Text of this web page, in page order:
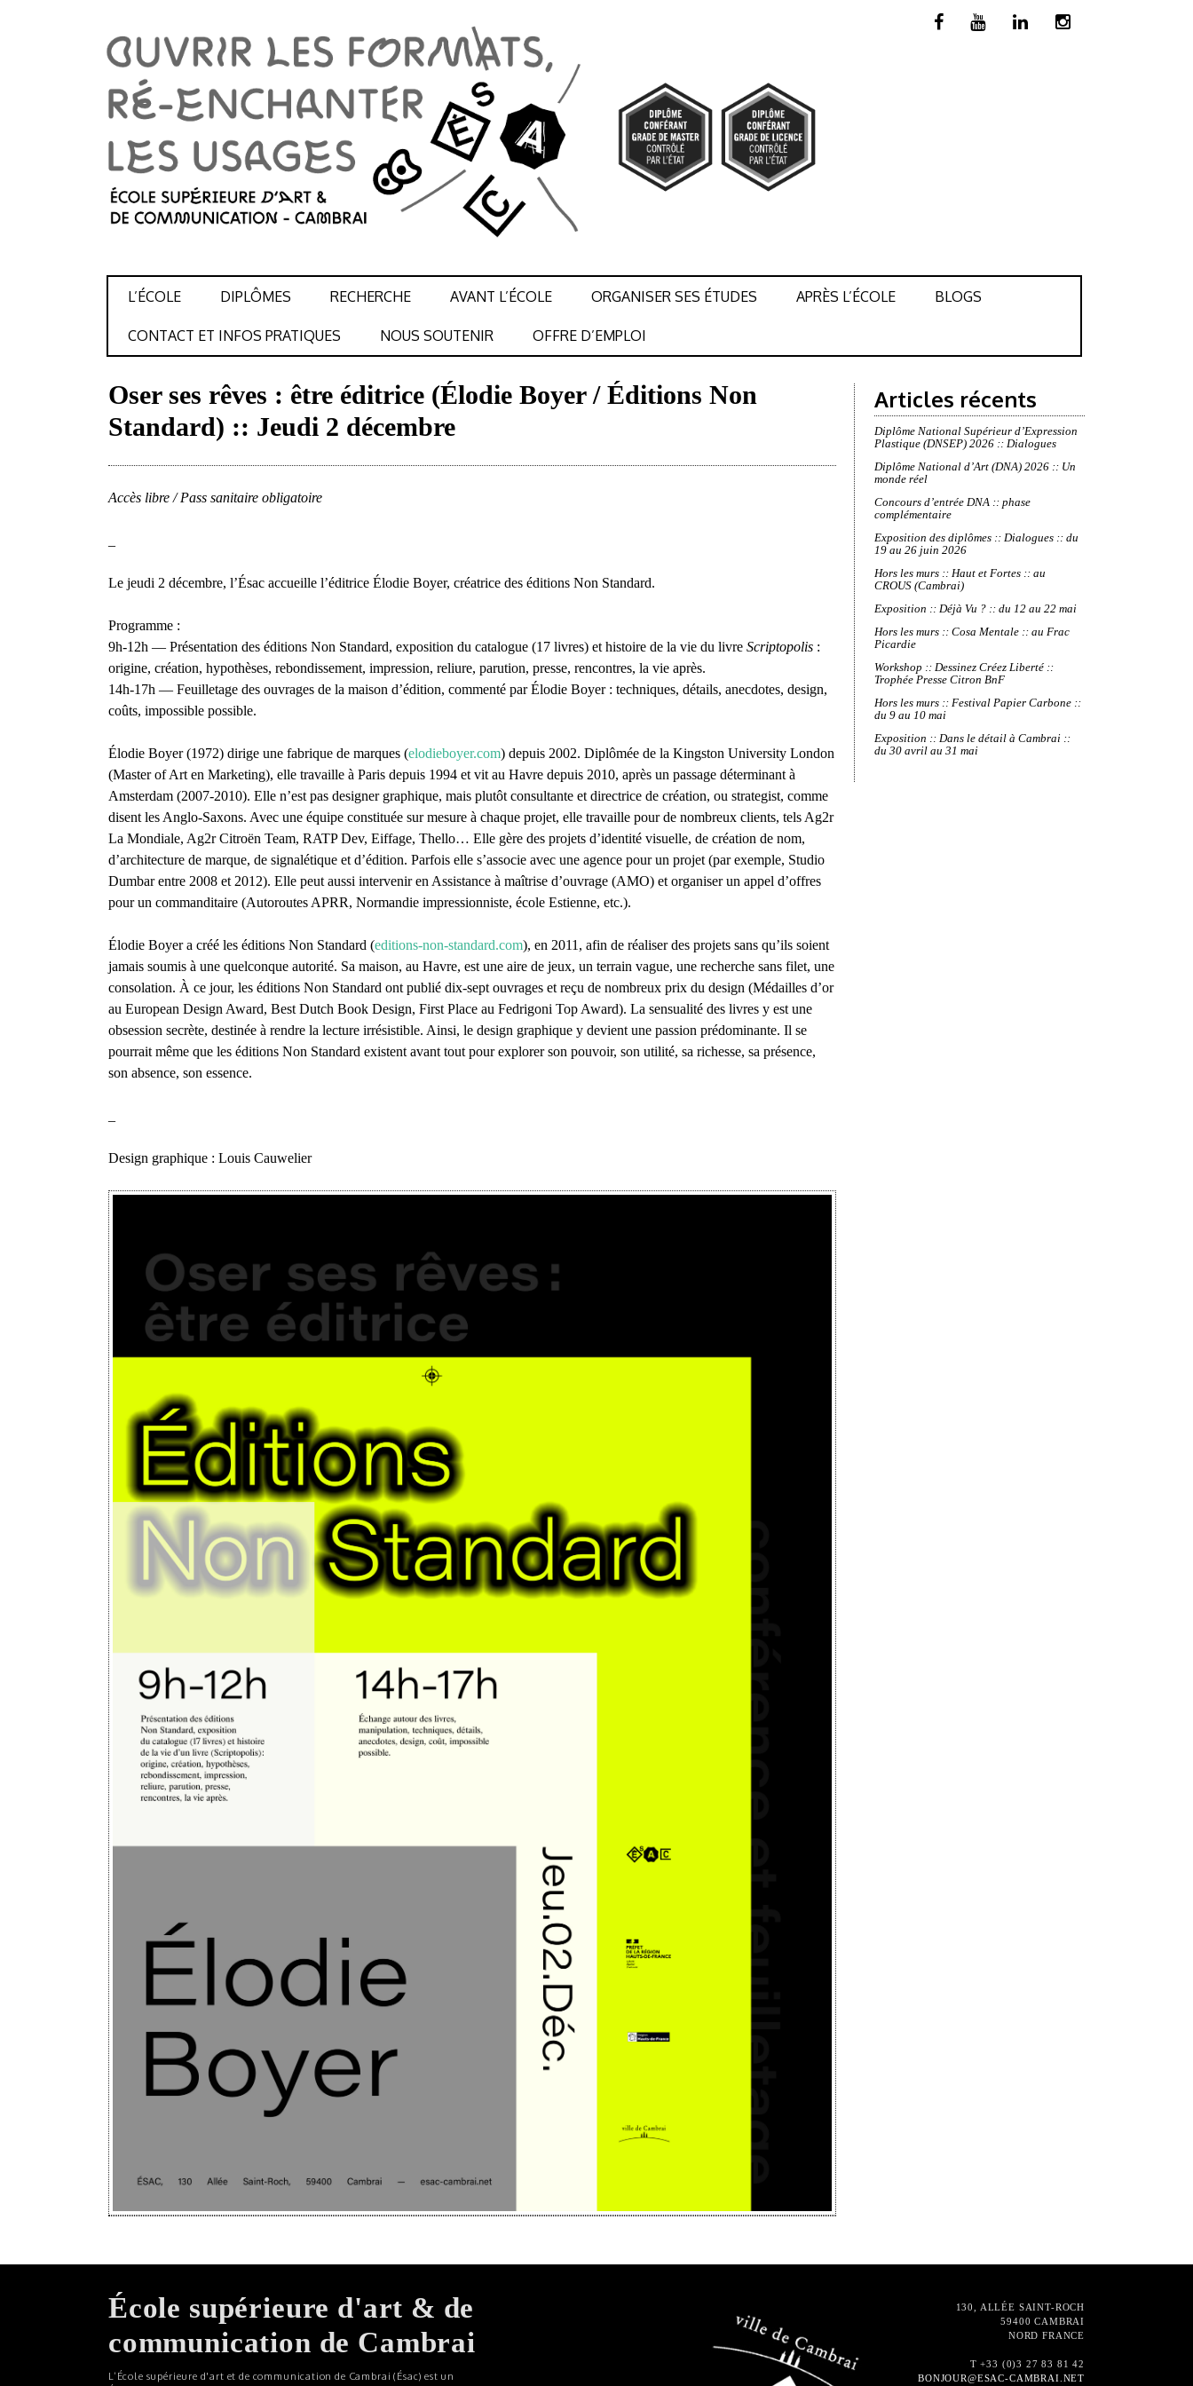
SKIP TO CONTENT
L’ÉCOLE DIPLÔMES RECHERCHE AVANT L’ÉCOLE ORGANISER SES ÉTUDES APRÈS L’ÉCOLE BLOGS
CONTACT ET INFOS PRATIQUES NOUS SOUTENIR OFFRE D’EMPLOI
Oser ses rêves : être éditrice (Élodie Boyer / Éditions Non
Standard) :: Jeudi 2 décembre
Accès libre / Pass sanitaire obligatoire
Le jeudi 2 décembre, l’Ésac accueille l’éditrice Élodie Boyer, créatrice des éditions Non Standard.
Programme :
9h-12h — Présentation des éditions Non Standard, exposition du catalogue (17 livres) et histoire de la vie du livre Scriptopolis :
origine, création, hypothèses, rebondissement, impression, reliure, parution, presse, rencontres, la vie après.
14h-17h — Feuilletage des ouvrages de la maison d’édition, commenté par Élodie Boyer : techniques, détails, anecdotes, design,
coûts, impossible possible.
Élodie Boyer (1972) dirige une fabrique de marques (elodieboyer.com) depuis 2002. Diplômée de la Kingston University London
(Master of Art en Marketing), elle travaille à Paris depuis 1994 et vit au Havre depuis 2010, après un passage déterminant à
Amsterdam (2007-2010). Elle n’est pas designer graphique, mais plutôt consultante et directrice de création, ou strategist, comme
disent les Anglo-Saxons. Avec une équipe constituée sur mesure à chaque projet, elle travaille pour de nombreux clients, tels Ag2r
La Mondiale, Ag2r Citroën Team, RATP Dev, Eiffage, Thello… Elle gère des projets d’identité visuelle, de création de nom,
d’architecture de marque, de signalétique et d’édition. Parfois elle s’associe avec une agence pour un projet (par exemple, Studio
Dumbar entre 2008 et 2012). Elle peut aussi intervenir en Assistance à maîtrise d’ouvrage (AMO) et organiser un appel d’offres
pour un commanditaire (Autoroutes APRR, Normandie impressionniste, école Estienne, etc.).
Élodie Boyer a créé les éditions Non Standard (editions-non-standard.com), en 2011, afin de réaliser des projets sans qu’ils soient
jamais soumis à une quelconque autorité. Sa maison, au Havre, est une aire de jeux, un terrain vague, une recherche sans filet, une
consolation. À ce jour, les éditions Non Standard ont publié dix-sept ouvrages et reçu de nombreux prix du design (Médailles d’or
au European Design Award, Best Dutch Book Design, First Place au Fedrigoni Top Award). La sensualité des livres y est une
obsession secrète, destinée à rendre la lecture irrésistible. Ainsi, le design graphique y devient une passion prédominante. Il se
pourrait même que les éditions Non Standard existent avant tout pour explorer son pouvoir, son utilité, sa richesse, sa présence,
son absence, son essence.
Design graphique : Louis Cauwelier
Articles récents
Diplôme National Supérieur d’Expression
Plastique (DNSEP) 2026 :: Dialogues
Diplôme National d’Art (DNA) 2026 :: Un
monde réel
Concours d’entrée DNA :: phase
complémentaire
Exposition des diplômes :: Dialogues :: du
19 au 26 juin 2026
Hors les murs :: Haut et Fortes :: au
CROUS (Cambrai)
Exposition :: Déjà Vu ? :: du 12 au 22 mai
Hors les murs :: Cosa Mentale :: au Frac
Picardie
Workshop :: Dessinez Créez Liberté ::
Trophée Presse Citron BnF
Hors les murs :: Festival Papier Carbone ::
du 9 au 10 mai
Exposition :: Dans le détail à Cambrai ::
du 30 avril au 31 mai
École supérieure d'art & de
communication de Cambrai
L’École supérieure d'art et de communication de Cambrai (Ésac) est un
130, ALLÉE SAINT-ROCH
59400 CAMBRAI
NORD FRANCE
T +33 (0)3 27 83 81 42
BONJOUR@ESAC-CAMBRAI.NET